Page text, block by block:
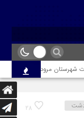
مرودشت طی پیامی،فرا
28